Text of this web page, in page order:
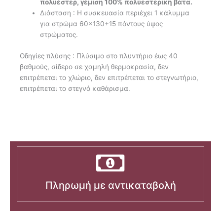
πολυέστερ, γέμιση 100% πολυεστερική βάτα.
Διάσταση : Η συσκευασία περιέχει 1 κάλυμμα
για στρώμα 60×130+15 πόντους ύψος
στρώματος.
Οδηγίες πλύσης : Πλύσιμο στο πλυντήριο έως 40
βαθμούς, σίδερο σε χαμηλή θερμοκρασία, δεν
επιτρέπεται το χλώριο, δεν επιτρέπεται το στεγνωτήριο,
επιτρέπεται το στεγνό καθάρισμα.
Πληρωμή με αντικαταβολή